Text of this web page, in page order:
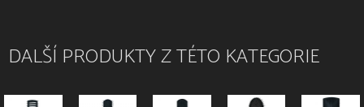
DALŠÍ PRODUKTY Z TÉTO KATEGORIE